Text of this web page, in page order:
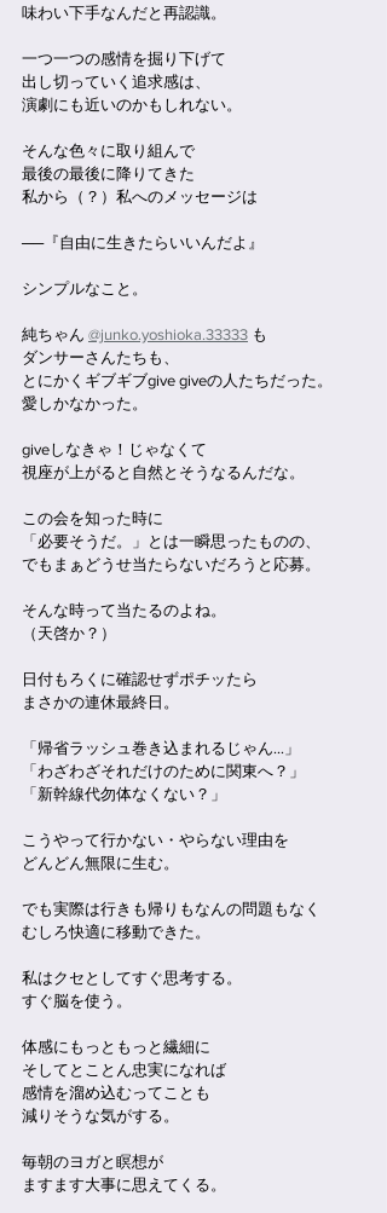
味わい下手なんだと再認識。
一つ一つの感情を掘り下げて
出し切っていく追求感は、
演劇にも近いのかもしれない。
そんな色々に取り組んで
最後の最後に降りてきた
私から（？）私へのメッセージは
──『自由に生きたらいいんだよ』
シンプルなこと。
純ちゃん @junko.yoshioka.33333 も
ダンサーさんたちも、
とにかくギブギブgive giveの人たちだった。
愛しかなかった。
giveしなきゃ！じゃなくて
視座が上がると自然とそうなるんだな。
この会を知った時に
「必要そうだ。」とは一瞬思ったものの、
でもまぁどうせ当たらないだろうと応募。
そんな時って当たるのよね。
（天啓か？）
日付もろくに確認せずポチッたら
まさかの連休最終日。
「帰省ラッシュ巻き込まれるじゃん…」
「わざわざそれだけのために関東へ？」
「新幹線代勿体なくない？」
こうやって行かない・やらない理由を
どんどん無限に生む。
でも実際は行きも帰りもなんの問題もなく
むしろ快適に移動できた。
私はクセとしてすぐ思考する。
すぐ脳を使う。
体感にもっともっと繊細に
そしてとことん忠実になれば
感情を溜め込むってことも
減りそうな気がする。
毎朝のヨガと瞑想が
ますます大事に思えてくる。